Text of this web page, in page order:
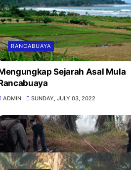
RANCABUAYA
Sejarah Asal Mula
ADMIN SUNDAY, JULY 03, 2022